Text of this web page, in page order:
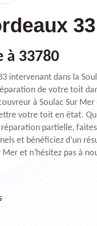
33
à 33780
intervenant dans la
de votre toit
à Soulac Sur Mer
votre toit en état.
partielle,
et bénéficiez d’un
et n’hésitez pas à